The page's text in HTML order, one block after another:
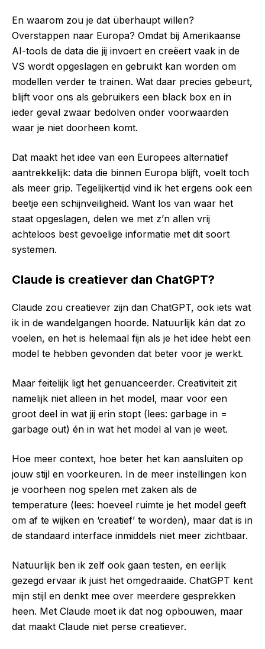
En waarom zou je dat überhaupt willen?
Overstappen naar Europa? Omdat bij Amerikaanse
AI-tools de data die jij invoert en creëert vaak in de
VS wordt opgeslagen en gebruikt kan worden om
modellen verder te trainen. Wat daar precies gebeurt,
blijft voor ons als gebruikers een black box en in
ieder geval zwaar bedolven onder voorwaarden
waar je niet doorheen komt.
Dat maakt het idee van een Europees alternatief
aantrekkelijk: data die binnen Europa blijft, voelt toch
als meer grip. Tegelijkertijd vind ik het ergens ook een
beetje een schijnveiligheid. Want los van waar het
staat opgeslagen, delen we met z’n allen vrij
achteloos best gevoelige informatie met dit soort
systemen.
Claude is creatiever dan ChatGPT?
Claude zou creatiever zijn dan ChatGPT, ook iets wat
ik in de wandelgangen hoorde. Natuurlijk kán dat zo
voelen, en het is helemaal fijn als je het idee hebt een
model te hebben gevonden dat beter voor je werkt.
Maar feitelijk ligt het genuanceerder. Creativiteit zit
namelijk niet alleen in het model, maar voor een
groot deel in wat jij erin stopt (lees: garbage in =
garbage out) én in wat het model al van je weet.
Hoe meer context, hoe beter het kan aansluiten op
jouw stijl en voorkeuren. In de meer instellingen kon
je voorheen nog spelen met zaken als de
temperature (lees: hoeveel ruimte je het model geeft
om af te wijken en ‘creatief’ te worden), maar dat is in
de standaard interface inmiddels niet meer zichtbaar.
Natuurlijk ben ik zelf ook gaan testen, en eerlijk
gezegd ervaar ik juist het omgedraaide. ChatGPT kent
mijn stijl en denkt mee over meerdere gesprekken
heen. Met Claude moet ik dat nog opbouwen, maar
dat maakt Claude niet perse creatiever.